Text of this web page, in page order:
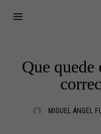
Que
MIGUEL ÁNGEL